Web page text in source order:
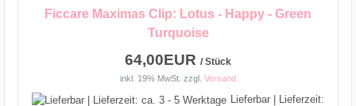
Ficcare Maximas Clip: Lotus - Happy - Green
Turquoise
64,00EUR / Stück
inkl. 19% MwSt. zzgl. Versand
Lieferbar | Lieferzeit: